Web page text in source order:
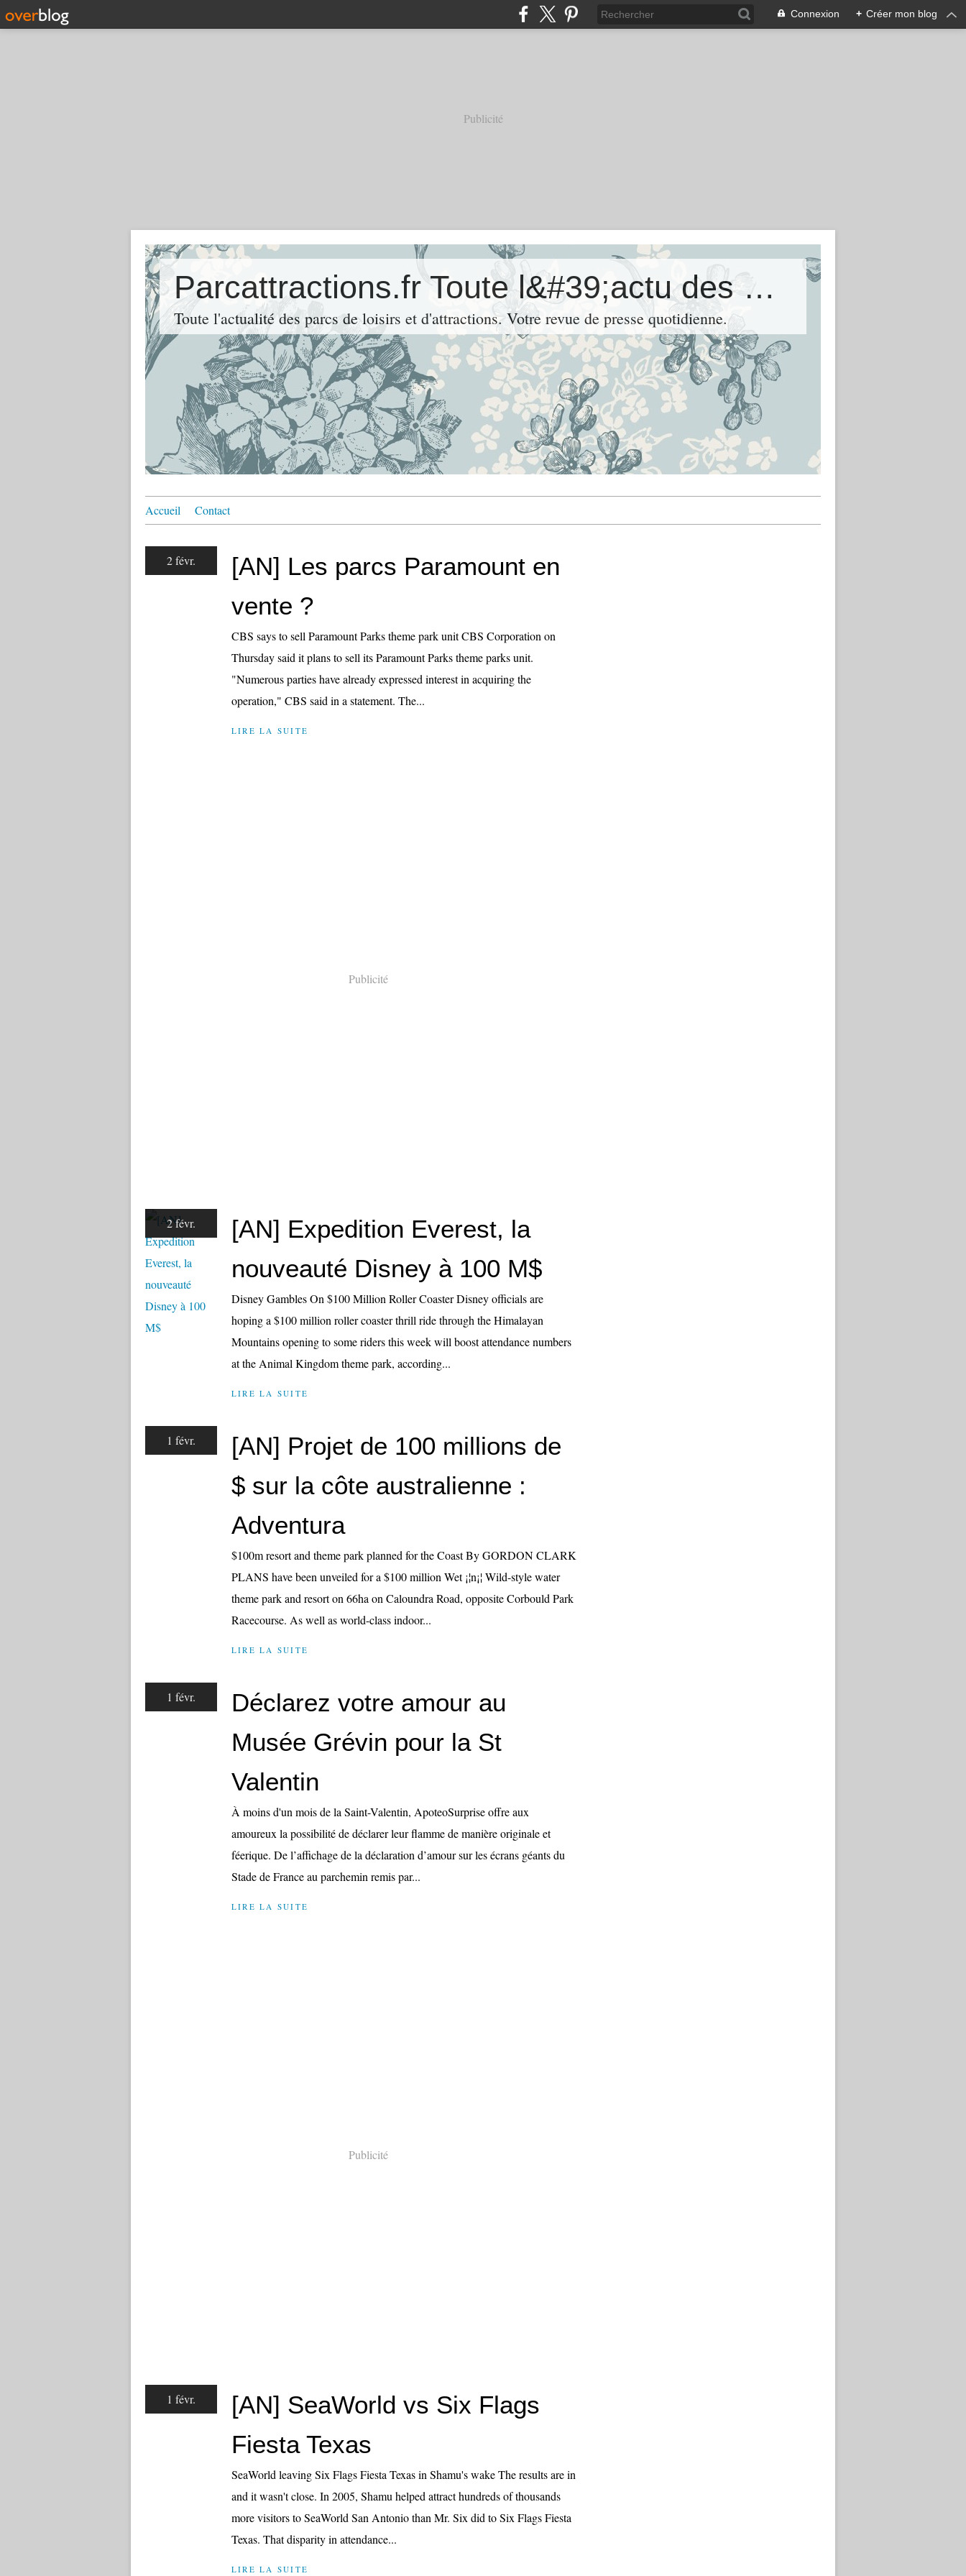
Connexion + Créer mon blog
Publicité
Parcattractions.fr Toute l&#39;actu des parcs d&#39;attractions
Toute l'actualité des parcs de loisirs et d'attractions. Votre revue de presse quotidienne.
Accueil Contact
2 févr.
[AN] Les parcs Paramount en
vente ?
CBS says to sell Paramount Parks theme park unit CBS Corporation on
Thursday said it plans to sell its Paramount Parks theme parks unit.
"Numerous parties have already expressed interest in acquiring the
operation," CBS said in a statement. The...
LIRE LA SUITE
Publicité
2 févr.
[AN] Expedition Everest, la
nouveauté Disney à 100 M$
Disney Gambles On $100 Million Roller Coaster Disney officials are
hoping a $100 million roller coaster thrill ride through the Himalayan
Mountains opening to some riders this week will boost attendance numbers
at the Animal Kingdom theme park, according...
LIRE LA SUITE
1 févr.
[AN] Projet de 100 millions de
$ sur la côte australienne :
Adventura
$100m resort and theme park planned for the Coast By GORDON CLARK
PLANS have been unveiled for a $100 million Wet ¡¦n¡¦ Wild-style water
theme park and resort on 66ha on Caloundra Road, opposite Corbould Park
Racecourse. As well as world-class indoor...
LIRE LA SUITE
1 févr.
Déclarez votre amour au
Musée Grévin pour la St
Valentin
À moins d'un mois de la Saint-Valentin, ApoteoSurprise offre aux
amoureux la possibilité de déclarer leur flamme de manière originale et
féerique. De l’affichage de la déclaration d’amour sur les écrans géants du
Stade de France au parchemin remis par...
LIRE LA SUITE
Publicité
1 févr.
[AN] SeaWorld vs Six Flags
Fiesta Texas
SeaWorld leaving Six Flags Fiesta Texas in Shamu's wake The results are in
and it wasn't close. In 2005, Shamu helped attract hundreds of thousands
more visitors to SeaWorld San Antonio than Mr. Six did to Six Flags Fiesta
Texas. That disparity in attendance...
LIRE LA SUITE